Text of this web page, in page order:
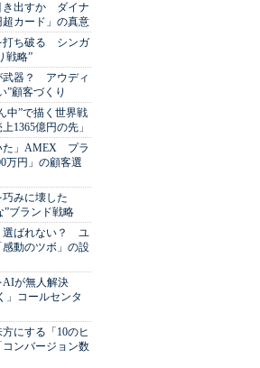
き出すか ダイナ
カード」の真意
打ち破る シンガ
戦略”
武器？ アウディ
”顧客づくり
中”で描く世界戦
1365億円の先」
た」AMEX プラ
万円」の顧客選
巧みに壊した
ブランド戦略
選ばれない？ ユ
動のツボ」の設
AIが無人解決
」コールセンタ
にする「10のヒ
ンバージョン数